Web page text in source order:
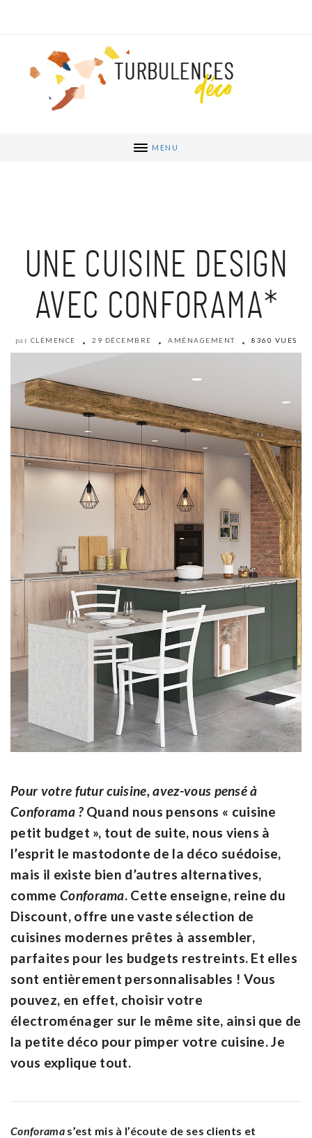
MENU
UNE CUISINE DESIGN
AVEC CONFORAMA*
par CLÉMENCE 29 DÉCEMBRE AMÉNAGEMENT 8360 VUES
Pour votre futur cuisine, avez-vous pensé à
Conforama ?Quand nous pensons « cuisine
petit budget », tout de suite, nous viens à
l’esprit le mastodonte de la déco suédoise,
mais il existe bien d’autres alternatives,
comme Conforama. Cette enseigne, reine du
Discount, offre une vaste sélection de
cuisines modernes prêtes à assembler,
parfaites pour les budgets restreints. Et elles
sont entièrement personnalisables ! Vous
pouvez, en effet, choisir votre
électroménager sur le même site, ainsi que de
la petite déco pour pimper votre cuisine. Je
vous explique tout.
Conforamas’est mis à l’écoute de ses clients et